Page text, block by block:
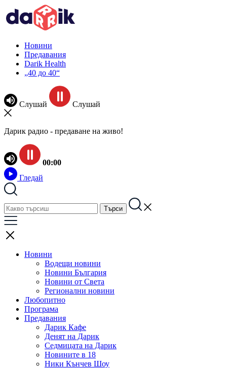
Новини
Предавания
Darik Health
„40 до 40“
Слушай Слушай
Дарик радио - предаване на живо!
00:00
Гледай
Новини
Водещи новини
Новини България
Новини от Света
Регионални новини
Любопитно
Програма
Предавания
Дарик Кафе
Денят на Дарик
Седмицата на Дарик
Новините в 18
Ники Кънчев Шоу